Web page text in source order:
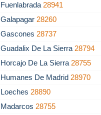
Fuenlabrada 28941
Galapagar 28260
Gascones 28737
Guadalix De La Sierra 28794
Horcajo De La Sierra 28755
Humanes De Madrid 28970
Loeches 28890
Madarcos 28755